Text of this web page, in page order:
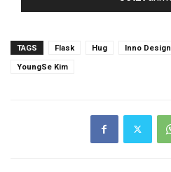
TAGS Flask Hug Inno Design
YoungSe Kim